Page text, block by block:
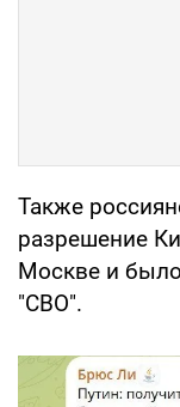
Также
разрешение
Москве и
"СВО".